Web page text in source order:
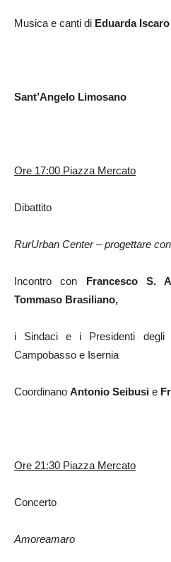
Musica e canti di Eduarda Iscaro
Sant’Angelo Limosano
Ore 17:00 Piazza Mercato
Dibattito
RurUrban Center – progettare
Incontro con Francesco
S.
Tommaso Brasiliano,
i Sindaci e i Presidenti degli
Campobasso e Isernia
Coordinano Antonio Seibusi e
Ore 21:30 Piazza Mercato
Concerto
Amoreamaro